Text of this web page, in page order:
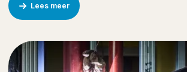
Lees meer